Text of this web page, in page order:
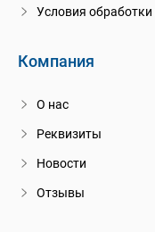
Условия
Компания
О нас
Реквизиты
Новости
Отзывы